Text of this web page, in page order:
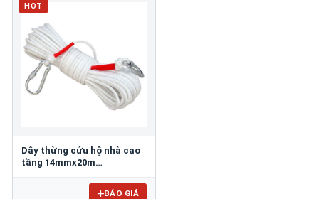
HOT
Dây thừng cứu hộ nhà cao
tầng 14mmx20m
BÁO GIÁ